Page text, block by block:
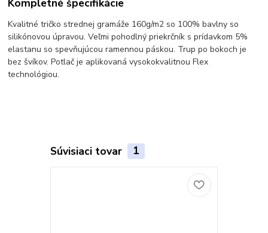
Kvalitné tričko strednej gramáže 160g/m2 so 100% bavlny so
silikónovou úpravou. Veľmi pohodlný priekrčník s prídavkom 5%
elastanu so spevňujúcou ramennou páskou. Trup po bokoch je
bez švíkov. Potlač je aplikovaná vysokokvalitnou Flex
technológiou.
Súvisiaci tovar 1